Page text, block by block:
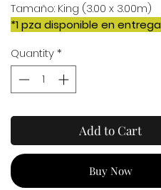
Tamaño: King (3.00 x 3.00m)
*1 pza disponible en entrega
Quantity*
Add to Cart
Buy Now